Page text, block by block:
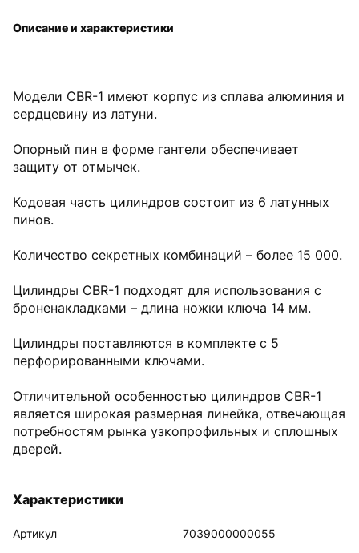
Модели CBR-1 имеют корпус из сплава алюминия и
сердцевину из латуни.
Опорный пин в форме гантели обеспечивает
защиту от отмычек.
Кодовая часть цилиндров состоит из 6 латунных
пинов.
Количество секретных комбинаций – более 15 000.
Цилиндры CBR-1 подходят для использования с
броненакладками – длина ножки ключа 14 мм.
Цилиндры поставляются в комплекте с 5
перфорированными ключами.
Отличительной особенностью цилиндров CBR-1
является широкая размерная линейка, отвечающая
потребностям рынка узкопрофильных и сплошных
дверей.
Характеристики
Артикул 7039000000055
Описание и характеристики